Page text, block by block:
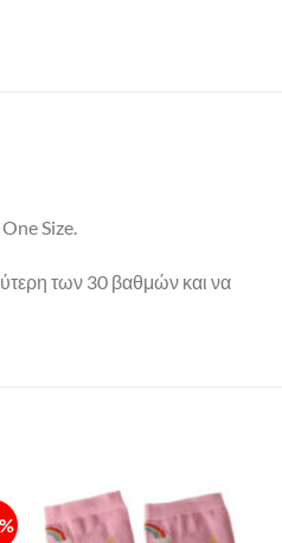
Size.
των 30 βαθμών και να
Πρόσθήκη